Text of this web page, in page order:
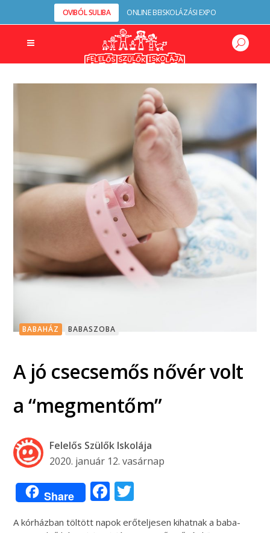
OVIBÓL SULIBA ONLINE BEISKOLÁZÁSI EXPO
BABAHÁZ BABASZOBA
A jó csecsemős nővér volt
a “megmentőm”
Felelős Szülők Iskolája
2020. január 12. vasárnap
Share Facebook
A kórházban töltött napok erőteljesen kihatnak a baba-